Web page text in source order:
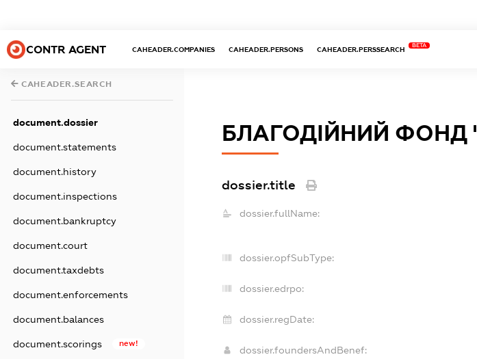
CONTR AGENT CAHEADER.COMPANIES CAHEADER.PERSONS CAHEADER.PERSSEARCH
BETA
CAHEADER.SEARCH
document.dossier
document.statements
document.history
document.inspections
document.bankruptcy
document.court
document.taxdebts
document.enforcements
document.balances
document.scorings new!
БЛАГОДІЙНИЙ ФОНД
dossier.title
dossier.fullName:
dossier.opfSubType:
dossier.edrpo:
dossier.regDate:
dossier.foundersAndBenef: